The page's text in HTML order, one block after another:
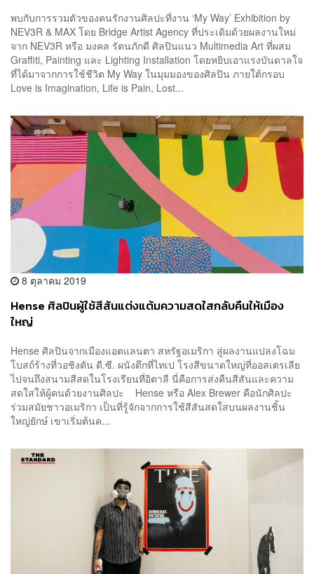
พบกับการรวมตัวของคนรักงานศิลปะที่งาน ‘My Way’ Exhibition by
NEV3R & MAX โดย Bridge Artist Agency ที่ประเดิมด้วยผลงานใหม่
จาก NEV3R หรือ มงคล รัตนภักดี ศิลปินแนว Multimedia Art ที่ผสม
Graffiti, Painting และ Lighting Installation โดยหยิบเอาแรงบันดาลใจ
ที่ได้มาจากการใช้ชีวิต My Way ในมุมมองของศิลปิน ภายใต้กรอบ
Love is Imagination, Life is Pain, Lost...
8 ตุลาคม 2019
Hense ศิลปินผู้ใช้สีสันแต่งแต้มความสดใสกลับคืนให้เมือง
ใหญ่
Hense ศิลปินจากเมืองแอตแลนตา สหรัฐอเมริกา สู่ผลงานแปลงโฉม
โบสถ์ร้างที่วอชิงตัน ดี.ซี. ผนังตึกที่ไทเป โรงสีขนาดใหญ่ที่ออสเตรเลีย
ไปจนถึงสนามสีสดในโรงเรียนที่อิตาลี นี่คือการส่งคืนสีสันและความ
สดใสให้ผู้คนด้วยงานศิลปะ Hense หรือ Alex Brewer คือนักศิลปะ
ร่วมสมัยชาวอเมริกา เป็นที่รู้จักจากการใช้สีสันสดใสบนผลงานชิ้น
ใหญ่ยักษ์ เขาเริ่มต้นค...